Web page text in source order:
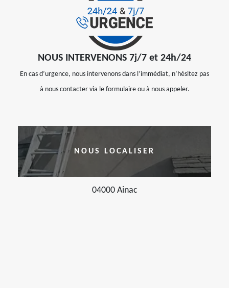
NOUS INTERVENONS 7j/7 et 24h/24
En cas d’urgence, nous intervenons dans l’immédiat, n’hésitez pas
à nous contacter via le formulaire ou à nous appeler.
NOUS LOCALISER
04000 Ainac